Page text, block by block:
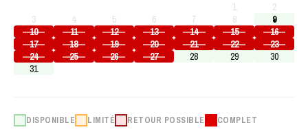
1
2
3
4 5 6 7 8
9
10
11 12 13 14 15
16
17
18 19 20 21 22
23
24
25 26 27 28 29
30
31
DISPONIBLE LIMITÉ RETOUR POSSIBLE COMPLET